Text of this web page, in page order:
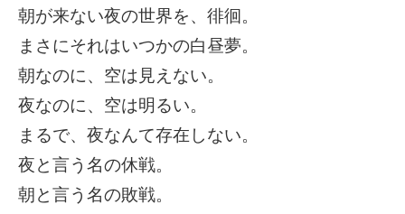
朝が来ない夜の世界を、徘徊。
まさにそれはいつかの白昼夢。
朝なのに、空は見えない。
夜なのに、空は明るい。
まるで、夜なんて存在しない。
夜と言う名の休戦。
朝と言う名の敗戦。